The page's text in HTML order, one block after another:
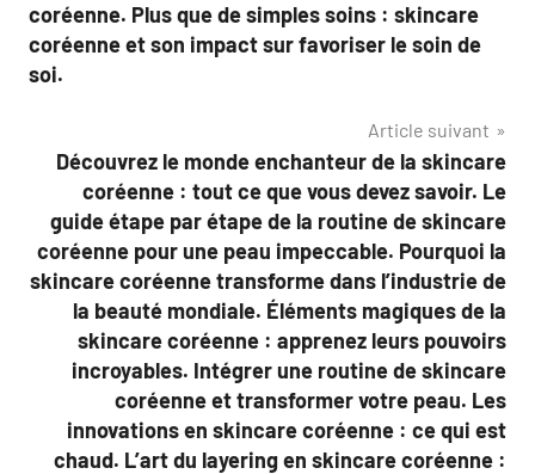
coréenne. Plus que de simples soins : skincare
coréenne et son impact sur favoriser le soin de
soi.
Article suivant
Découvrez le monde enchanteur de la skincare
coréenne : tout ce que vous devez savoir. Le
guide étape par étape de la routine de skincare
coréenne pour une peau impeccable. Pourquoi la
skincare coréenne transforme dans l’industrie de
la beauté mondiale. Éléments magiques de la
skincare coréenne : apprenez leurs pouvoirs
incroyables. Intégrer une routine de skincare
coréenne et transformer votre peau. Les
innovations en skincare coréenne : ce qui est
chaud. L’art du layering en skincare coréenne :